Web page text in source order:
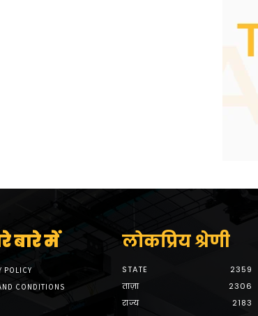
बारे में
POLICY
CONDITIONS
लोकप्रिय श्रेणी
STATE
2359
ताज़ा
2306
राज्य
2183